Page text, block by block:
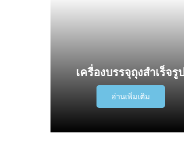
เครื่องบรรจุถุงสำเร็จรูป
อ่านเพิ่มเติม